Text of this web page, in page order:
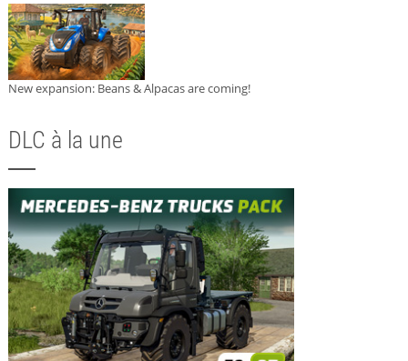
New expansion: Beans & Alpacas are coming!
DLC à la une